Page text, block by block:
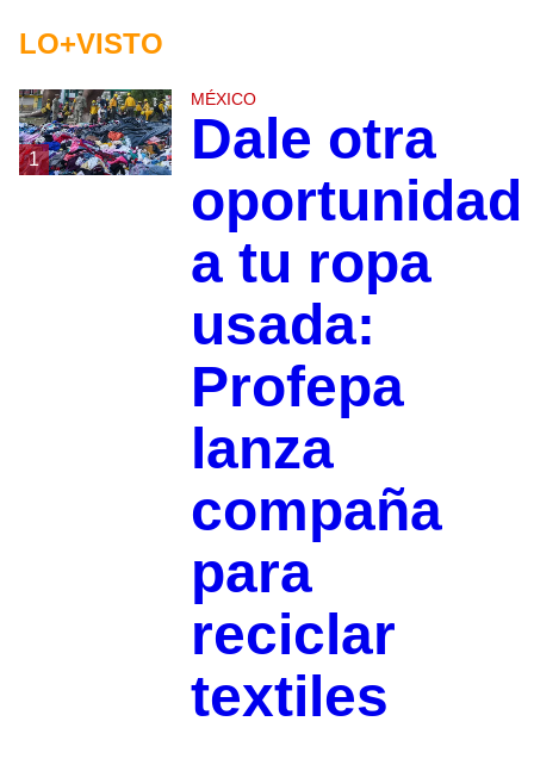
LO+VISTO
1
MÉXICO
Dale otra
oportunidad
a tu ropa
usada:
Profepa
lanza
compaña
para
reciclar
textiles